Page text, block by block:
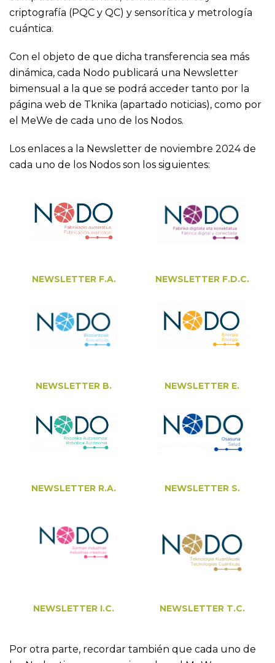
criptografía (PQC y QC) y sensorítica y metrología
cuántica.
Con el objeto de que dicha transferencia sea más
dinámica, cada Nodo publicará una Newsletter
bimensual a la que se podrá acceder tanto por la
página web de Tknika (apartado noticias), como por
el MeWe de cada uno de los Nodos.
Los enlaces a la Newsletter de noviembre 2024 de
cada uno de los Nodos son los siguientes:
NEWSLETTER F.A. NEWSLETTER F.D.C.
NEWSLETTER B. NEWSLETTER E.
NEWSLETTER R.A. NEWSLETTER S.
NEWSLETTER I.C. NEWSLETTER T.C.
Por otra parte, recordar también que cada uno de